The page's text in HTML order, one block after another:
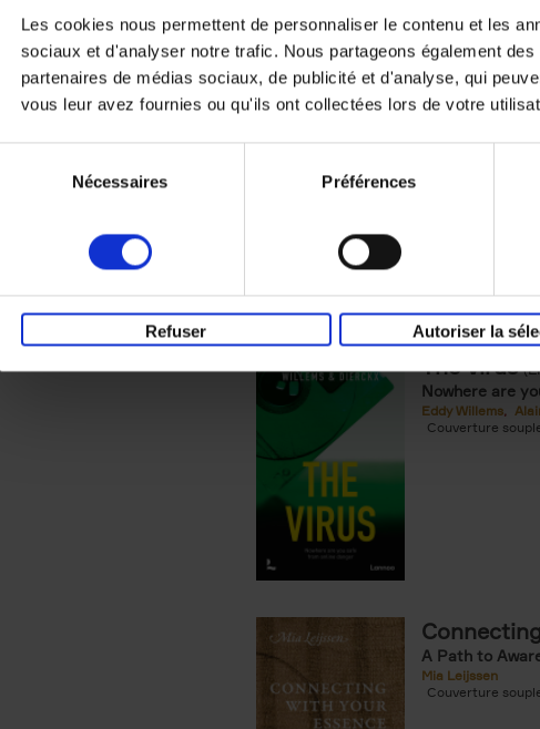
Les cookies nous permettent de personnaliser le contenu et les
sociaux et d'analyser notre trafic. Nous partageons également
partenaires de médias sociaux, de publicité et d'analyse, qui
vous leur avez fournies ou qu'ils ont collectées lors de votre
Nécessaires Préférences
Refuser Autoriser la
The World
happiness in
The virus
Nowhere are
Eddy Willems
Couverture
A Path to
Mia Leijssen
Couverture